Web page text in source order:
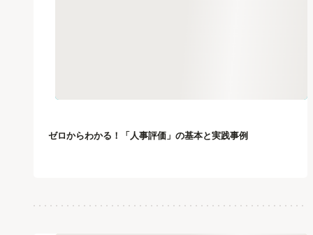
ゼロからわかる！「人事評価」の基本と実践事例